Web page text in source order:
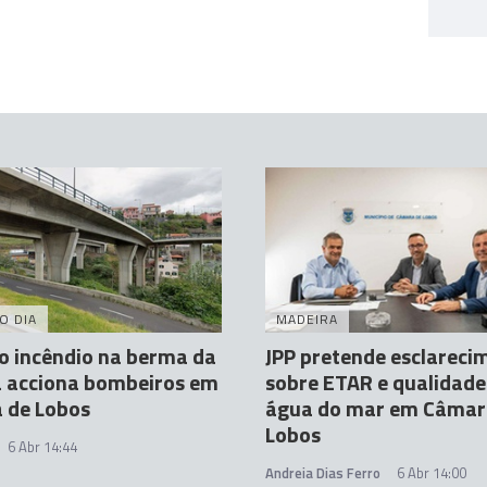
DIA
incêndio na berma da
bombeiros em
Lobos
6 Abr 14:44
MADEIRA
JPP pretende
sobre ETAR e
água do mar em
Lobos
Andreia Dias Ferro 6 Abr 14:00